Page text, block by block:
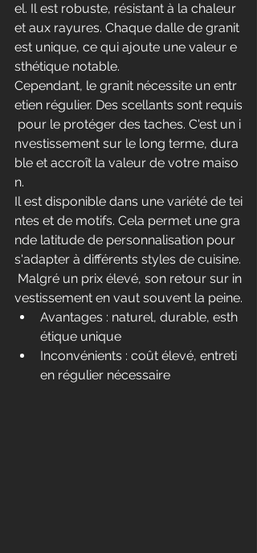
el. Il est robuste, résistant à la chaleur
et aux rayures. Chaque dalle de granit
est unique, ce qui ajoute une valeur e
sthétique notable.
Cependant, le granit nécessite un entr
etien régulier. Des scellants sont requis
pour le protéger des taches. C'est un i
nvestissement sur le long terme, dura
ble et accroît la valeur de votre maiso
n.
Il est disponible dans une variété de tei
ntes et de motifs. Cela permet une gra
nde latitude de personnalisation pour
s'adapter à différents styles de cuisine.
Malgré un prix élevé, son retour sur in
vestissement en vaut souvent la peine.
Avantages : naturel, durable, esth
étique unique
Inconvénients : coût élevé, entreti
en régulier nécessaire